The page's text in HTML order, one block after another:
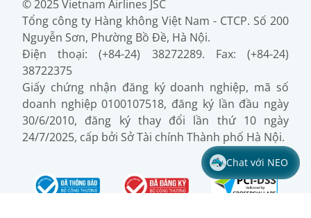
Chat với NEO
© 2025 Vietnam Airlines JSC
Tổng công ty Hàng không Việt Nam - CTCP. Số 200
Nguyễn Sơn, Phường Bồ Đề, Hà Nội.
Điện thoại: (+84-24) 38272289. Fax: (+84-24)
38722375
Giấy chứng nhận đăng ký doanh nghiệp, mã số
doanh nghiệp 0100107518, đăng ký lần đầu ngày
30/6/2010, đăng ký thay đổi lần thứ 10 ngày
24/7/2025, cấp bởi Sở Tài chính Thành phố Hà Nội.